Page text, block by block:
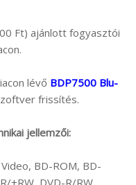
Ft) ajánlott fogyasztói
lévő BDP7500 Blu-
frissítés.
jellemzői:
BD-ROM, BD-
+RW, DVD-R/RW,